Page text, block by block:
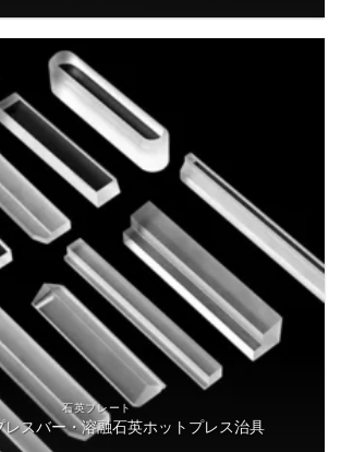
石英プレート
レスバー・溶融石英ホットプレス治具